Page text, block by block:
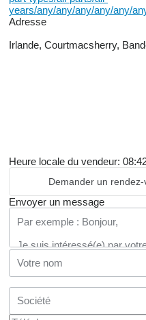
years/any/any/any/any/any/
Adresse
Irlande, Courtmacsherry,
Heure locale du vendeur:
Demander un rendez-
Envoyer un message